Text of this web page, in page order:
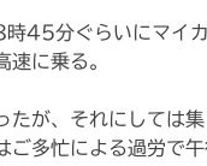
45分ぐらいにマイカ
に乗る。
が、それにしては集
多忙による過労で